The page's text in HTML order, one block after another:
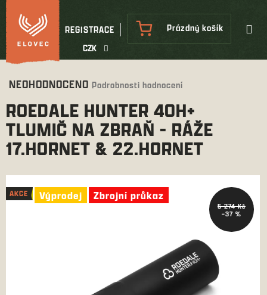
Přejít
na
obsah
CZK
REGISTRACE
NÁKUPNÍ
KOŠÍK
Prázdný košík
Průměrné
produktu
je
0,0
z
hvězdiček.
NEOHODNOCENO Podrobnosti hodnocení
ROEDALE HUNTER 40H+
TLUMIČ NA ZBRAŇ - RÁŽE
17.HORNET & 22.HORNET
5 274 Kč
–37 %
AKCE Výprodej Zbrojní průkaz
AKCE Výprodej Zbrojní průkaz